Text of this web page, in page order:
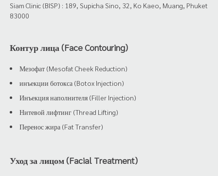
Siam Clinic (BISP) : 189, Supicha Sino, 32, Ko Kaeo, Muang, Phuket
83000
Контур лица (Face Contouring)
Мезофат (Mesofat Cheek Reduction)
инъекции ботокса (Botox Injection)
Инъекция наполнителя (Filler Injection)
Нитевой лифтинг (Thread Lifting)
Перенос жира (Fat Transfer)
Уход за лицом (Facial Treatment)